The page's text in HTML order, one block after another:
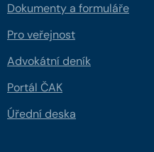
Dokumenty a formuláře
Pro veřejnost
Advokátní deník
Portál ČAK
Úřední deska